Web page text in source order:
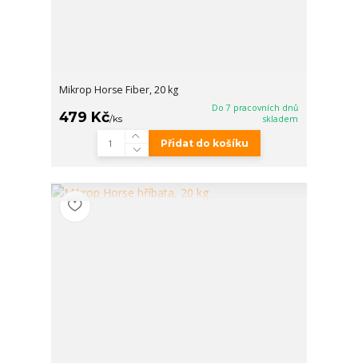
Mikrop Horse Fiber, 20 kg
479 Kč/ks
Do 7 pracovních dnů
skladem
Přidat do košíku